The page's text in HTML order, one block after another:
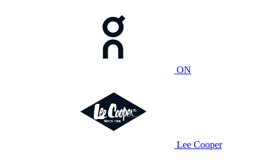
ON
Lee Cooper